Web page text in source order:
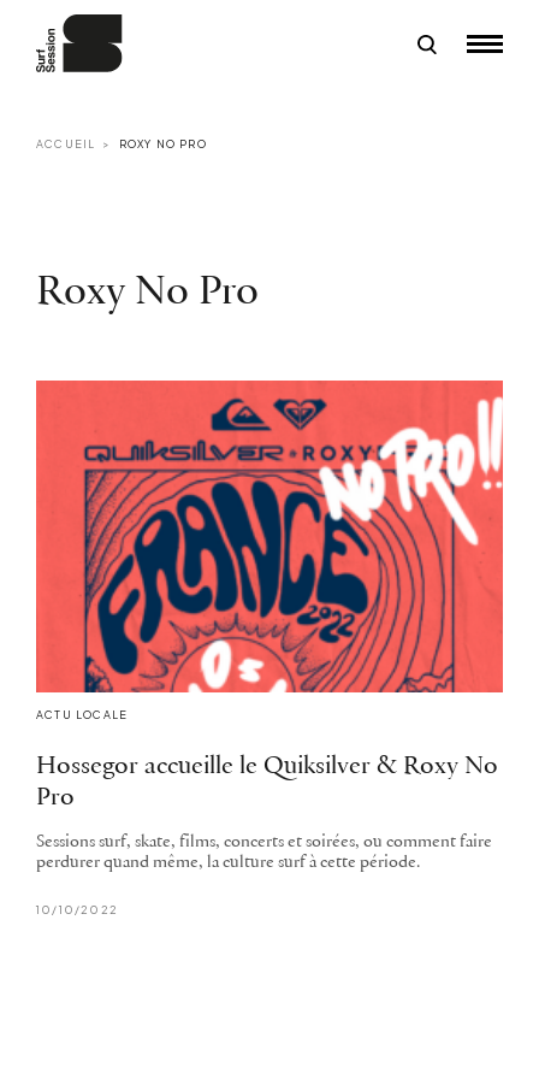
ACCUEIL ROXY NO PRO
Roxy No Pro
ACTU LOCALE
Hossegor accueille le Quiksilver & Roxy No
Pro
Sessions surf, skate, films, concerts et soirées, ou comment faire
perdurer quand même, la culture surf à cette période.
10/10/2022